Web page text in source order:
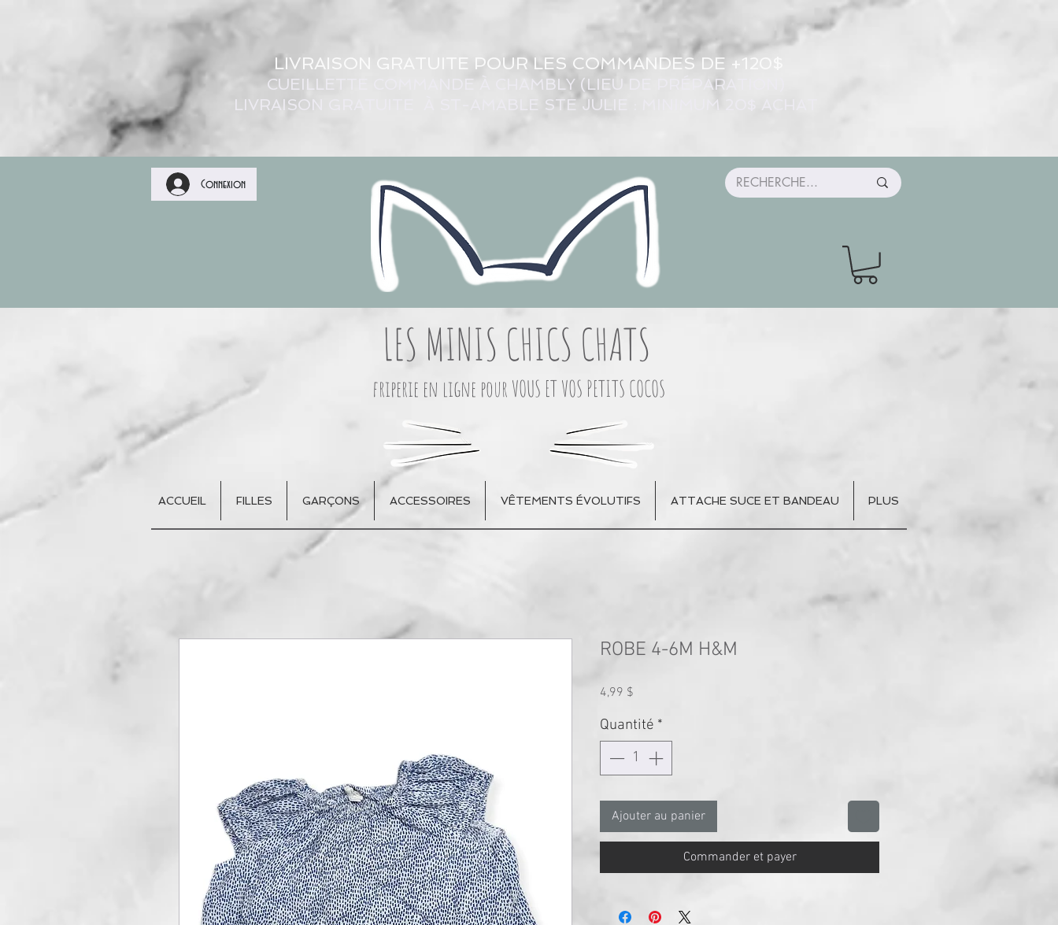
LIVRAISON GRATUITE POUR LES COMMANDES DE +120$
CUEILLETTE COMMANDE À CHAMBLY (LIEU DE PRÉPARATION)
LIVRAISON GRATUITE À ST-AMABLE STE JULIE : MINIMUM 20$ ACHAT
Connexion
LES MINIS CHICS CHATS
friperie en ligne pour VOUS ET VOS PETITS COCOS
ACCUEIL FILLES GARÇONS ACCESSOIRES VÊTEMENTS ÉVOLUTIFS ATTACHE SUCE ET BANDEAU PLUS
ROBE 4-6M H&M
4,99 $
Quantité *
Ajouter au panier
Commander et payer